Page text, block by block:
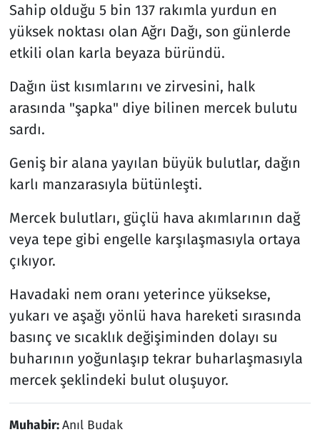
Sahip olduğu 5 bin 137 rakımla yurdun en
yüksek noktası olan Ağrı Dağı, son günlerde
etkili olan karla beyaza büründü.
Dağın üst kısımlarını ve zirvesini, halk
arasında "şapka" diye bilinen mercek bulutu
sardı.
Geniş bir alana yayılan büyük bulutlar, dağın
karlı manzarasıyla bütünleşti.
Mercek bulutları, güçlü hava akımlarının dağ
veya tepe gibi engelle karşılaşmasıyla ortaya
çıkıyor.
Havadaki nem oranı yeterince yüksekse,
yukarı ve aşağı yönlü hava hareketi sırasında
basınç ve sıcaklık değişiminden dolayı su
buharının yoğunlaşıp tekrar buharlaşmasıyla
mercek şeklindeki bulut oluşuyor.
Muhabir:Anıl Budak
Savunma Sanayi
Seçim 2023
Spor
Teknoloji ve Bilim
Televizyon